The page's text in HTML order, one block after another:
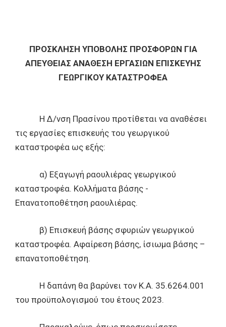
ΠΡΟΣΚΛΗΣΗ ΥΠΟΒΟΛΗΣ ΠΡΟΣΦΟΡΩΝ ΓΙΑ
ΑΠΕΥΘΕΙΑΣ ΑΝΑΘΕΣΗ ΕΡΓΑΣΙΩΝ ΕΠΙΣΚΕΥΗΣ
ΓΕΩΡΓΙΚΟΥ ΚΑΤΑΣΤΡΟΦΕΑ
Η Δ/νση Πρασίνου προτίθεται να αναθέσει
τις εργασίες επισκευής του γεωργικού
καταστροφέα ως εξής:
α) Εξαγωγή ραουλιέρας γεωργικού
καταστροφέα. Κολλήματα βάσης -
Επανατοποθέτηση ραουλιέρας.
β) Επισκευή βάσης σφυριών γεωργικού
καταστροφέα. Αφαίρεση βάσης, ίσιωμα βάσης –
επανατοποθέτηση.
Η δαπάνη θα βαρύνει τον Κ.Α. 35.6264.001
του προϋπολογισμού του έτους 2023.